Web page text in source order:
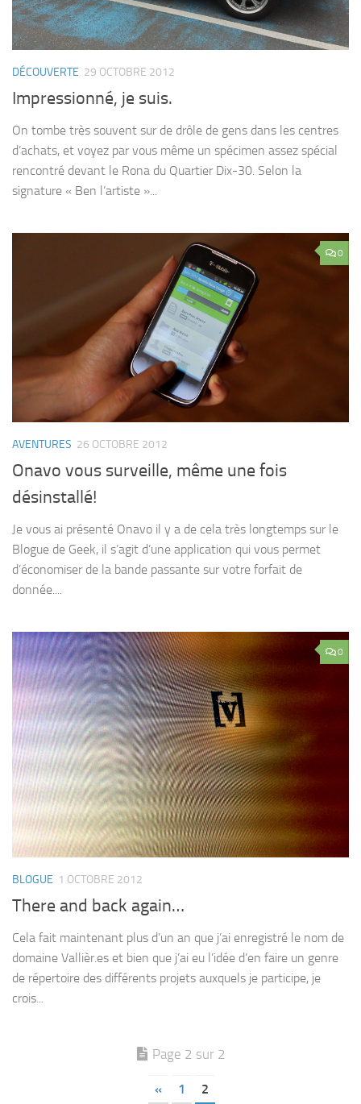
DÉCOUVERTE 29 OCTOBRE 2012
Impressionné, je suis.
On tombe très souvent sur de drôle de gens dans les centres
d’achats, et voyez par vous même un spécimen assez spécial
rencontré devant le Rona du Quartier Dix-30. Selon la
signature « Ben l’artiste »...
0
AVENTURES 26 OCTOBRE 2012
Onavo vous surveille, même une fois
désinstallé!
Je vous ai présenté Onavo il y a de cela très longtemps sur le
Blogue de Geek, il s’agit d’une application qui vous permet
d’économiser de la bande passante sur votre forfait de
donnée....
0
BLOGUE 1 OCTOBRE 2012
There and back again…
Cela fait maintenant plus d’un an que j’ai enregistré le nom de
domaine Vallièr.es et bien que j’ai eu l’idée d’en faire un genre
de répertoire des différents projets auxquels je participe, je
crois...
Page 2 sur 2
« 1 2